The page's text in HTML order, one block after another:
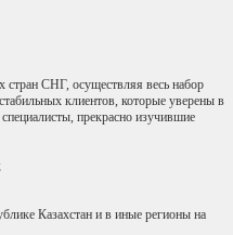
стран СНГ, осуществляя весь набор
клиентов, которые уверены в
прекрасно изучившие
Казахстан и в иные регионы на